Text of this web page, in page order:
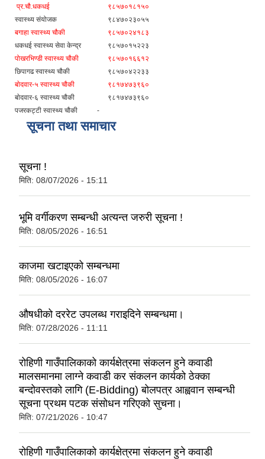
प्र.चौ.धकधई
९८५७०१८१५०
स्वास्थ्य संयोजक
९८४७०२३०५५
बगाहा स्वास्थ्य चौकी
९८५७०२४१८३
धकधई स्वास्थ्य सेवा केन्द्र
९८५७०१५२२३
पोखरभिण्डी स्वास्थ्य चौकी
९८५७०१६६१२
छिपागढ स्वास्थ्य चौकी
९८५७०४२२३३
बाेदवार-५ स्वास्थ्य चौकी
९८१७४७३९६०
बाेदवार-६ स्वास्थ्य चौकी
९८१७४७३९६०
पजरकट्टी स्वास्थ्य चौकी
-
सूचना तथा समाचार
सूचना !
मिति: 08/07/2026 - 15:11
भूमि वर्गीकरण सम्बन्धी अत्यन्त जरुरी सूचना !
मिति: 08/05/2026 - 16:51
काजमा खटाइएको सम्बन्धमा
मिति: 08/05/2026 - 16:07
औषधीको दररेट उपलब्ध गराइदिने सम्बन्धमा।
मिति: 07/28/2026 - 11:11
रोहिणी गाउँपालिकाको कार्यक्षेत्रमा संकलन हुने कवाडी
मालसमानमा लाग्ने कवाडी कर संकलन कार्यको ठेक्का
बन्दोवस्तको लागि (E-Bidding) बोलपत्र आह्ववान सम्बन्धी
सूचना प्रथम पटक संसोधन गरिएको सुचना।
मिति: 07/21/2026 - 10:47
रोहिणी गाउँपालिकाको कार्यक्षेत्रमा संकलन हुने कवाडी